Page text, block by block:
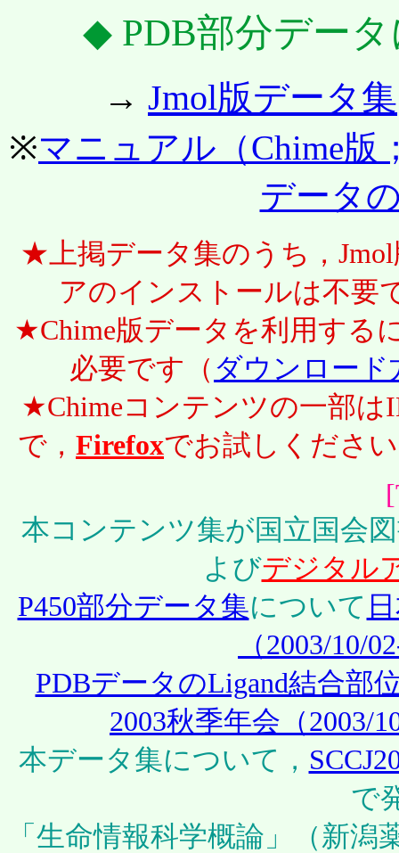
◆ PDB部分デー
→ Jmol版データ集
※マニュアル（Chime版
データ
★上掲データ集のうち，
アのインストールは不要
★Chime版データを利用する
必要です（ ダウンロード
★Chimeコンテンツの一部
で， Firefoxでお試しくださ
本コンテンツ集が国立国会
よびデジタル
P450部分データ集について
（2003/10/
PDBデータのLigand結合部
2003秋季年会（2003/
本データ集について，
で
「生命情報科学概論」（新